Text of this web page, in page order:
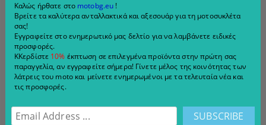
Μπουφάν μοτοσικλέτας για ταξίδια 4 εποχών Modeka Varus
Μαύρο/Κίτρινο
Καλώς ήρθατε στο motobg.eu !
Βρείτε τα καλύτερα ανταλλακτικά και αξεσουάρ για τη μοτοσυκλέτα
σας!
Εγγραφείτε στο ενημερωτικό μας δελτίο για να λαμβάνετε ειδικές
προσφορές.
ΚΚερδίστε 10% έκπτωση σε επιλεγμένα προϊόντα στην πρώτη σας
παραγγελία, αν εγγραφείτε σήμερα! Γίνετε μέλος της κοινότητας των
λάτρεις του moto και μείνετε ενημερωμένοι με τα τελευταία νέα και
τις προσφορές.